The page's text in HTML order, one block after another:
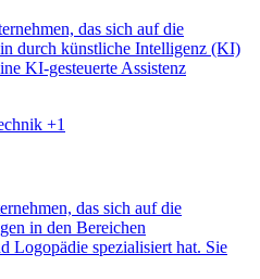
das sich auf die
durch künstliche Intelligenz (KI)
KI-gesteuerte Assistenz
+1
das sich auf die
in den Bereichen
Logopädie spezialisiert hat. Sie